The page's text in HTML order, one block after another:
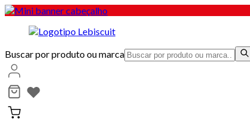
Buscar por produto ou marca